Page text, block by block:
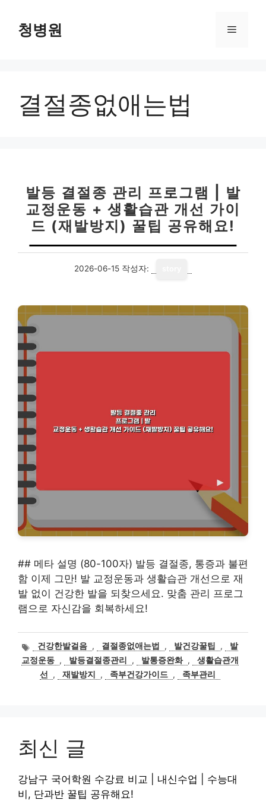
청병원 메
결절종없애는법
발등 결절종 관리 프로그램 | 발
교정운동 + 생활습관 개선 가이
드 (재발방지) 꿀팁 공유해요!
2026-06-15 작성자:
## 메타 설명 (80-100자) 발등 결절종, 통증과 불편
함 이제 그만! 발 교정운동과 생활습관 개선으로 재
발 없이 건강한 발을 되찾으세요. 맞춤 관리 프로그
램으로 자신감을 회복하세요!
태
그
건강한발걸음 , 결절종없애는법 , 발건강꿀팁 ,
발
교정운동 , 발등결절종관리 , 발통증완화 ,
생활습관개
선
, 재발방지 , 족부건강가이드 , 족부관리
최신 글
강남구 국어학원 수강료 비교 | 내신수업 | 수능대
비, 단과반 꿀팁 공유해요!